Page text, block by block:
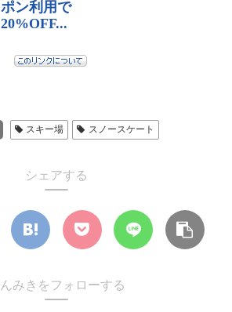
スキー場 スノースケート
シェアする
みきをフォローする